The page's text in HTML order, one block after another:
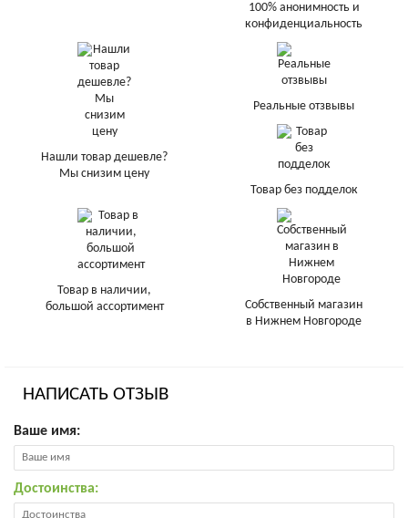
100% анонимность и
конфиденциальность
Нашли товар дешевле?
Мы снизим цену
Реальные отзвывы
Товар без подделок
Товар в наличии,
большой ассортимент
Собственный магазин
в Нижнем Новгороде
НАПИСАТЬ ОТЗЫВ
Ваше имя:
Достоинства: